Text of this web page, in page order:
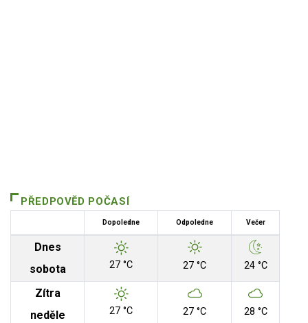
PŘEDPOVĚD POČASÍ
Dopoledne Odpoledne Večer
Dnes
sobota
27 °C 27 °C 24 °C
Zítra
neděle
27 °C 27 °C 28 °C